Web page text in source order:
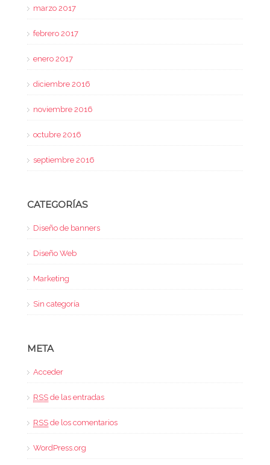
marzo 2017
febrero 2017
enero 2017
diciembre 2016
noviembre 2016
octubre 2016
septiembre 2016
CATEGORÍAS
Diseño de banners
Diseño Web
Marketing
Sin categoría
META
Acceder
RSS de las entradas
RSS de los comentarios
WordPress.org